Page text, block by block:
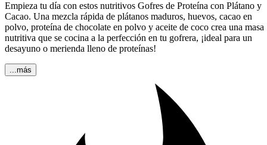
Empieza tu día con estos nutritivos Gofres de Proteína con Plátano y
Cacao. Una mezcla rápida de plátanos maduros, huevos, cacao en
polvo, proteína de chocolate en polvo y aceite de coco crea una masa
nutritiva que se cocina a la perfección en tu gofrera, ¡ideal para un
desayuno o merienda lleno de proteínas!
...más